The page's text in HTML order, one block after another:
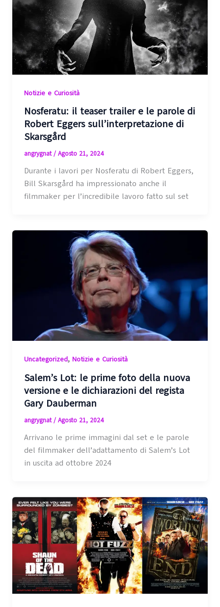
Notizie e Curiosità
Nosferatu: il teaser trailer e le parole di
Robert Eggers sull’interpretazione di
Skarsgård
angrygnat/ Agosto 21, 2024
Durante i lavori per Nosferatu di Robert Eggers,
Bill Skarsgård ha impressionato anche il
filmmaker per l’incredibile lavoro fatto sul set
Uncategorized, Notizie e Curiosità
Salem’s Lot: le prime foto della nuova
versione e le dichiarazioni del regista
Gary Dauberman
angrygnat/ Agosto 21, 2024
Arrivano le prime immagini dal set e le parole
del filmmaker dell’adattamento di Salem’s Lot
in uscita ad ottobre 2024